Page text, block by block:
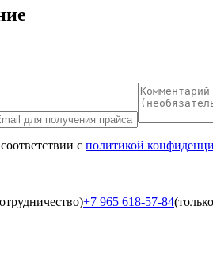
с политикой
+7 965 618-57-84